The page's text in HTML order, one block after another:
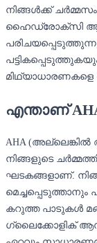
നിങ്ങൾക്ക്
ഹൈഡ്രോക്സി
എന്താണ്
AHA
നിങ്ങളുടെ
ഘടകങ്ങളാണ്.
കറുത്ത പാടുകൾ
ഗ്ലൈക്കോളിക്